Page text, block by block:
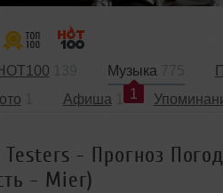
Музыка
1
Афиша
- Прогноз
- Mier)